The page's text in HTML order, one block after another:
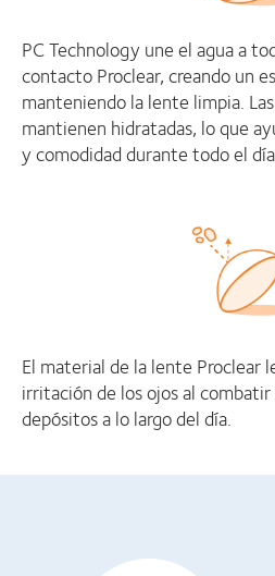
PC Technology une el agua a
contacto Proclear, creando un
manteniendo la lente limpia.
mantienen hidratadas, lo que
y comodidad durante todo el
El material de la lente Proclear
irritación de los ojos al
depósitos a lo largo del día.